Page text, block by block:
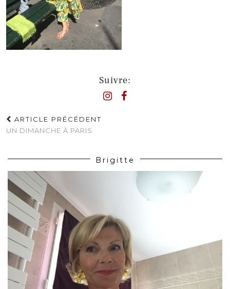
Suivre:
ARTICLE PRÉCÉDENT
UN DIMANCHE À PARIS
Brigitte